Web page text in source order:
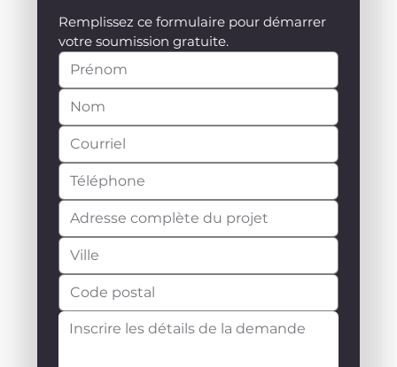
Remplissez ce formulaire pour démarrer
votre soumission gratuite.